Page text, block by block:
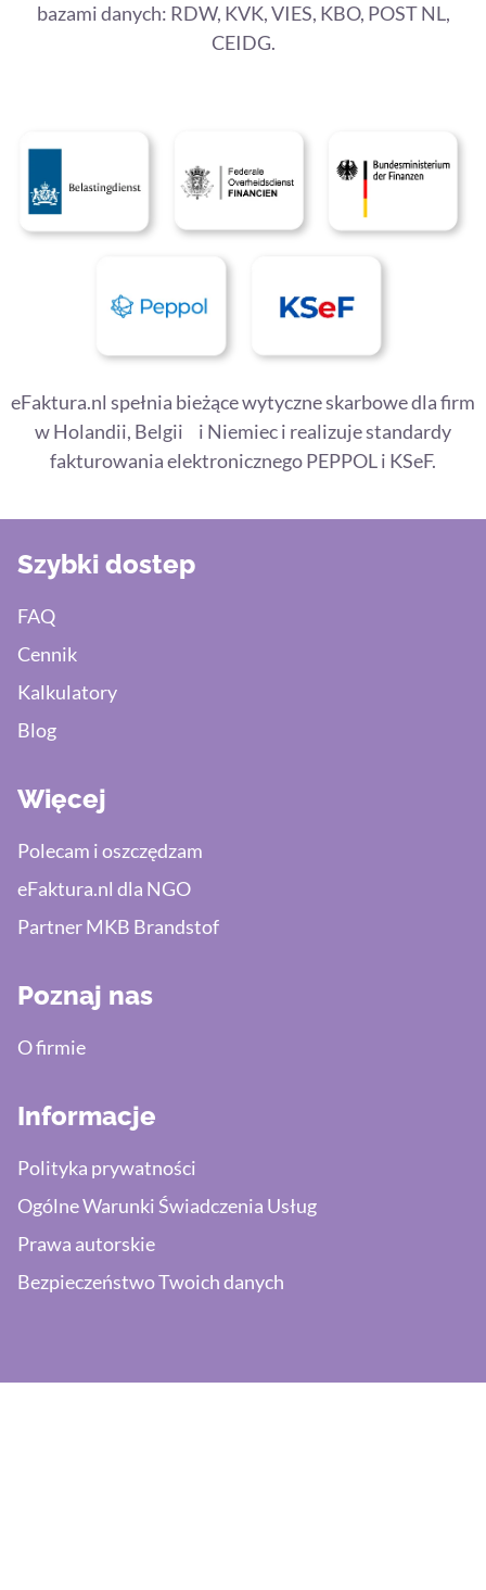
bazami danych: RDW, KVK, VIES, KBO, POST NL,
CEIDG.
eFaktura.nl spełnia bieżące wytyczne skarbowe dla firm
w Holandii, Belgii i Niemiec i realizuje standardy
fakturowania elektronicznego PEPPOL i KSeF.
Szybki dostep
FAQ
Cennik
Kalkulatory
Blog
Więcej
Polecam i oszczędzam
eFaktura.nl dla NGO
Partner MKB Brandstof
Poznaj nas
O firmie
Informacje
Polityka prywatności
Ogólne Warunki Świadczenia Usług
Prawa autorskie
Bezpieczeństwo Twoich danych